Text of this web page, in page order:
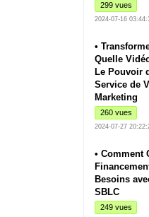
299 vues
2024-07-16
•
Quelle
Le Pouvoir
Service de
Marketing
260 vues
2024-07-27
• Comment
Besoins
SBLC
249 vues